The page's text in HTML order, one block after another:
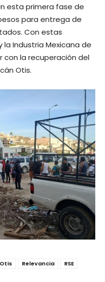
esta primera fase de
para entrega de
Con estas
la Industria Mexicana de
con la recuperación del
Otis.
Relevancia RSE